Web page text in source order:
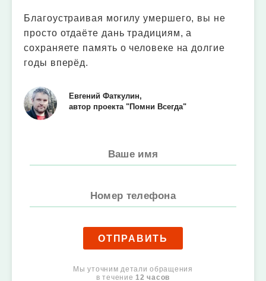
Благоустраивая могилу умершего, вы не
просто отдаёте дань традициям, а
сохраняете память о человеке на долгие
годы вперёд.
Евгений Фаткулин,
автор проекта "Помни Всегда"
ОТПРАВИТЬ
Мы уточним детали обращения
в течение 12 часов